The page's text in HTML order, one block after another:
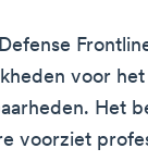
voor
Het
voorziet